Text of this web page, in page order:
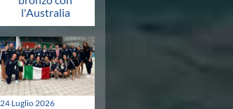
l'Australia
24 Luglio 2026